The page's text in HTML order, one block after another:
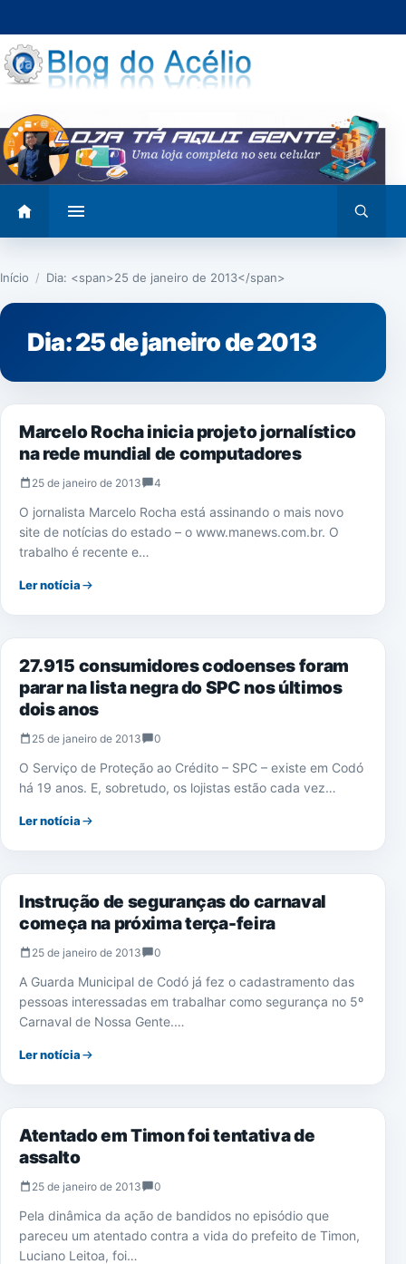
para
o
conteúdo
menu
busca
Início / Dia: <span>25 de janeiro de 2013</span>
Dia:25 de janeiro de 2013
IMPRENSA
Marcelo Rocha inicia projeto jornalístico
na rede mundial de computadores
25 de janeiro de 2013 4
O jornalista Marcelo Rocha está assinando o mais novo
site de notícias do estado – o www.manews.com.br. O
trabalho é recente e…
Ler notícia
NOTÍCIAS
27.915 consumidores codoenses foram
parar na lista negra do SPC nos últimos
dois anos
25 de janeiro de 2013 0
O Serviço de Proteção ao Crédito – SPC – existe em Codó
há 19 anos. E, sobretudo, os lojistas estão cada vez…
Ler notícia
CARNAVAL 2013
Instrução de seguranças do carnaval
começa na próxima terça-feira
25 de janeiro de 2013 0
A Guarda Municipal de Codó já fez o cadastramento das
pessoas interessadas em trabalhar como segurança no 5º
Carnaval de Nossa Gente.…
Ler notícia
NOTÍCIAS
Atentado em Timon foi tentativa de
assalto
25 de janeiro de 2013 0
Pela dinâmica da ação de bandidos no episódio que
pareceu um atentado contra a vida do prefeito de Timon,
Luciano Leitoa, foi…